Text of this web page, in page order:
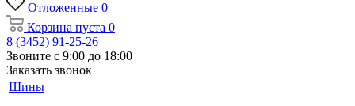
Отложенные 0
Корзина пуста 0
8 (3452) 91-25-26
Звоните с 9:00 до 18:00
Заказать звонок
Шины